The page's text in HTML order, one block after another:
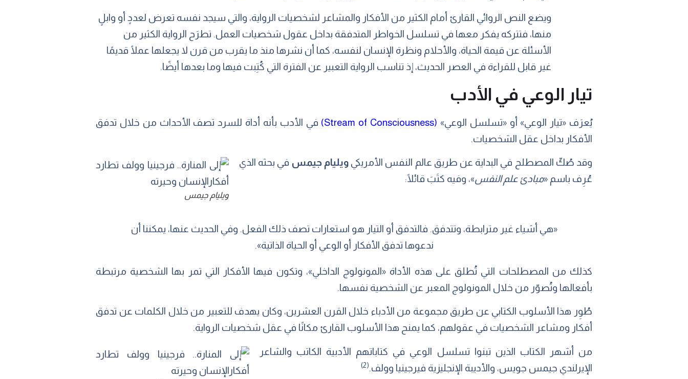
ويضع النص الروائي القارئ أمام الكثير من الأفكار والمشاعر لشخصيات الرواية، والتي سيجد نفسه تعرض لعددٍ أو وابلٍ
منها، فتتركه يفكر معها في تسلسل الخواطر المتدفقة بداخل عقول شخصيات العمل. تطرَح الرواية الكثير من
الأسئلة عن قيمة الحياة، والأحلام ونظرة الإنسان لنفسه، كما أن نشرها منذ ما يقرب من قرن لا يجعلها عملًا قديمًا
غير قابل للقراءة في العصر الحديث، إذ تناسب الرواية التعبير عن الفترة التي كُتِبت فيها وما بعدها أيضًا.
تيار الوعي في الأدب
يُعرَف «تيار الوعي» أو «تسلسل الوعي» (Stream of Consciousness)
في الأدب بأنه أداة للسرد تصف الأحداث من خلال تدفق
الأفكار بداخل عقل الشخصيات.
ويليام جيمس
وقد صُكّ المصطلح في البداية عن طريق عالم النفس الأمريكيويليام جيمس في بحثه الذي
عُرِف باسم «مبادئ علم النفس»، وفيه كتَبَ قائلًا:
«هي أشياء غير مترابطة، وتتدفق. فالتدفق أو التيار هو استعارات تصف ذلك الفعل. وفي الحديث عنها، يمكننا أن
ندعوها تدفق الأفكار أو الوعي أو الحياة الذاتية».
كذلك من المصطلحات التي تُطلق على هذه الأداة «المونولوج الداخلي»، وتكون فيها الأفكار التي تمر بها الشخصية مرتبطة
بأفعالها وتُصوّر من خلال المونولوج المعبر عن الشخصية نفسها.
طُوِر هذا الأسلوب الكتابي عن طريق مجموعة من الأدباء خلال القرن العشرين، وكان يهدف للتعبير من خلال الكلمات عن تدفق
أفكار ومشاعر الشخصيات في عقولهم، كما يمنح هذا الأسلوب القارئ مكانًا في عقل شخصيات الرواية.
من أشهر الكتاب الذين تبنوا تسلسل الوعي في كتاباتهم الأدبية الكاتب والشاعر
الإيرلندي جيمس جويس، والأديبة الإنجليزية فيرجينيا وولف.(2)